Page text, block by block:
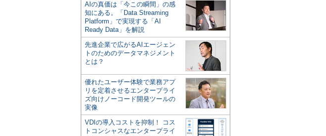
AIの真価は「今この瞬間」の感
知にある。「Data Streaming
Platform」で実現する「AI
Ready Data」を解説
先進企業で広がるAIエージェン
トのためのデータマネジメント
とは？
優れたユーザー体験で業務アプ
リを定着させるエンタープライ
ズ向けノーコード開発ツールの
実像
VDIの導入コストを抑制！ コス
トコンシャスなエンタープライ